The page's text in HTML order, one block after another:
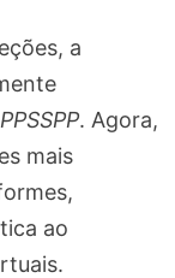
a
. Agora,
mais
ao